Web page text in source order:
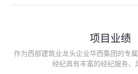
能够为客户降低风险管理成本，提高经
从风险评估、风险分析、风险防范、风
等全方位、全过程、专家式的服务，拓
项目业绩
作为西部建筑业龙头企业华西集团的专
经纪具有丰富的经纪服务、